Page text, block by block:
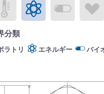
ス
カル パブリックラボラトリバイオ
分類
ラトリ エネルギー バイ